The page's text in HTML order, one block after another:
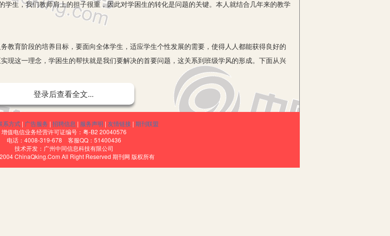
学生，我们教师肩上的担子很重，因此对学困生的转化是问题的关键。本人就结合几年来的教学
育阶段的培养目标，要面向全体学生，适应学生个性发展的需要，使得人人都能获得良好的
现这一理念，学困生的帮扶就是我们要解决的首要问题，这关系到班级学风的形成。下面从兴
立主人翁的责任感。中学数学是一门较枯燥的学科，多数农村中学的学生不喜欢学习数学，
，这一点很重要。教师应该特别注意保护他们的自尊心，要经常运用表扬、奖励的手段鼓励学
育，即使学生只有小小的进步，教师也要及时地表扬。这样才能使他们从怕数学课直到爱上数学
登录后查看全文...
系方式 | 广告服务 | 招聘信息 | 服务声明 | 友情链接 | 期刊联盟
增值电信业务经营许可证编号：粤-B2 20040576
电话：4008-319-678 客服QQ：51400436
技术开发：广州中同信息科技有限公司
ChinaQking.Com All Right Reserved 期刊网 版权所有